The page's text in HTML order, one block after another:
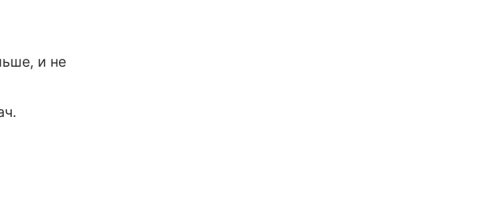
и не